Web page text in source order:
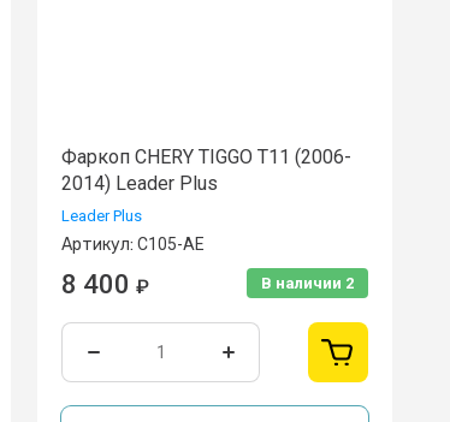
Фаркоп CHERY TIGGO T11 (2006-
2014) Leader Plus
Leader Plus
Артикул: C105-AE
В наличии 2
8 400 ₽